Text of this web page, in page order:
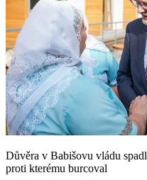
Důvěra v Babišovu vládu
proti kterému burcoval